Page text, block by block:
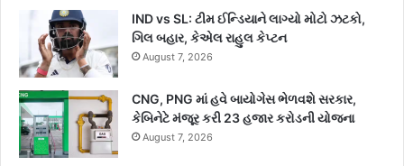
IND vs SL: ટીમ ઈન્ડિયાને લાગ્યો મોટો ઝટકો,
ગિલ બહાર, કેએલ રાહુલ કેપ્ટન
August 7, 2026
CNG, PNG માં હવે બાયોગેસ ભેળવશે સરકાર,
કેબિનેટે મંજૂર કરી 23 હજાર કરોડની યોજના
August 7, 2026